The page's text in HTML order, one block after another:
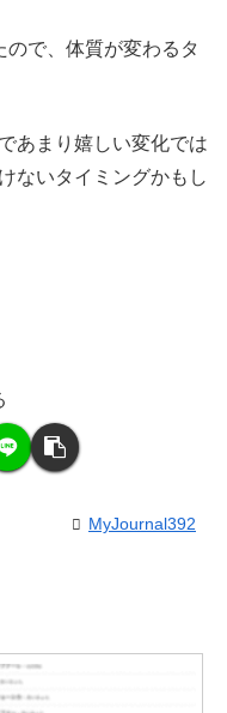
ので、体質が変わるタ
あまり嬉しい変化では
ないタイミングかもし
MyJournal392